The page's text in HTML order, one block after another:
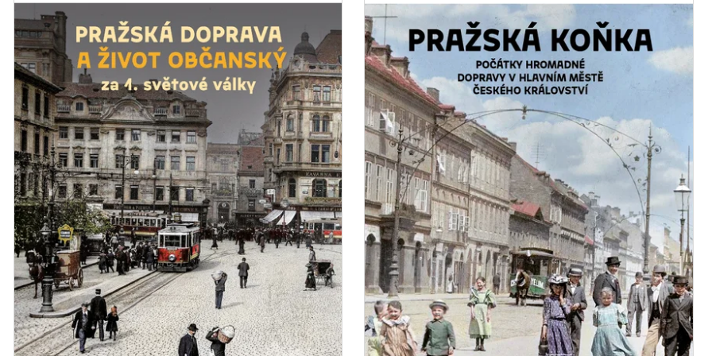
PRAŽSKÉ PŘÍBĚHY 5 – KRAJINOU
ŽIDOVSKÉHO GHETTA
428 Kč
HOSTINEC U ČERNÉHO VOLA. PŘÍBĚH
LEGENDÁRNÍ HOSPODY NA
HRADČANECH
360 Kč
Původně:449 Kč